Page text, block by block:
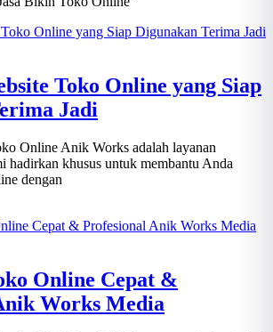
Toko Online yang Siap
Jadi
Online Anik Works adalah layanan
hadirkan khusus untuk membantu Anda
dengan
Online Cepat &
Works Media